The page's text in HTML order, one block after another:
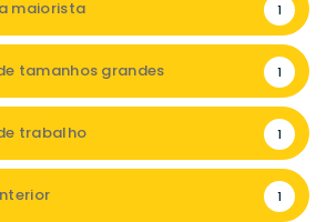
maiorista 1
tamanhos grandes 1
trabalho 1
1